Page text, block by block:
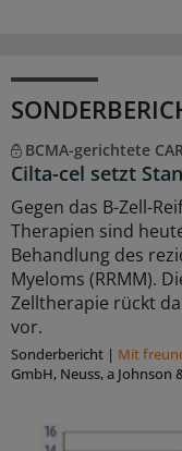
BCMA-gerichtete
Cilta-cel setzt
Gegen das B-Zell-
Therapien sind
Behandlung des
Myeloms (RRMM).
Zelltherapie rückt
vor.
Sonderbericht | Mit
GmbH, Neuss, a Johnson